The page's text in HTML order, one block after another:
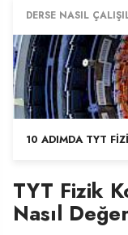
DERSE NASIL
10 ADIMDA TYT
TYT Fizik
Nasıl